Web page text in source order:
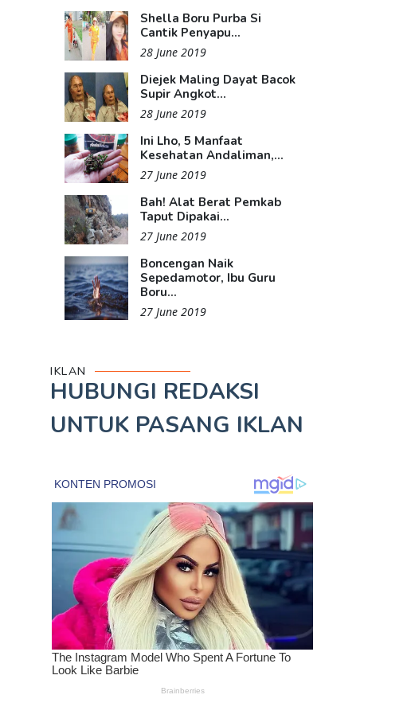
Shella Boru Purba Si
Cantik Penyapu...
28 June 2019
Diejek Maling Dayat Bacok
Supir Angkot...
28 June 2019
Ini Lho, 5 Manfaat
Kesehatan Andaliman,...
27 June 2019
Bah! Alat Berat Pemkab
Taput Dipakai...
27 June 2019
Boncengan Naik
Sepedamotor, Ibu Guru
Boru...
27 June 2019
IKLAN
HUBUNGI REDAKSI
UNTUK PASANG IKLAN